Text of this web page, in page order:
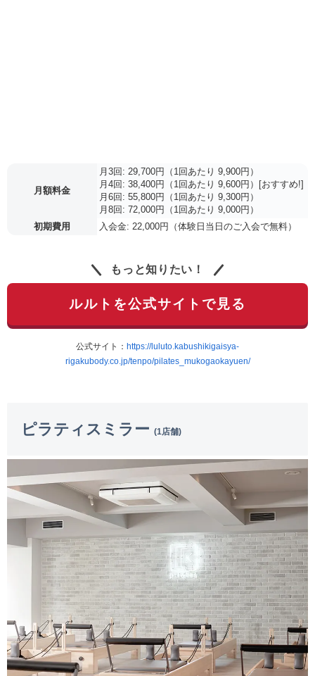
月額料金
月3回: 29,700円（1回あたり 9,900円）
月4回: 38,400円（1回あたり 9,600円）[おすすめ!]
月6回: 55,800円（1回あたり 9,300円）
月8回: 72,000円（1回あたり 9,000円）
初期費用
入会金: 22,000円（体験日当日のご入会で無料）
もっと知りたい！
ルルトを公式サイトで見る
公式サイト： https://luluto.kabushikigaisya-
rigakubody.co.jp/tenpo/pilates_mukogaokayuen/
ピラティスミラー (1店舗)